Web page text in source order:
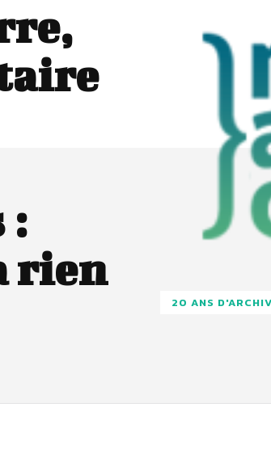
:
rien
20 ANS